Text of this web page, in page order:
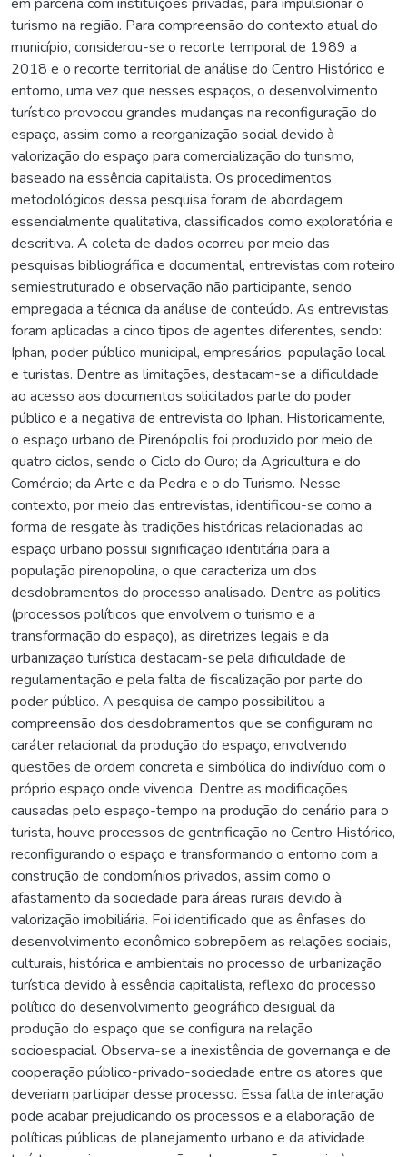
turismo na região. Para compreensão do contexto atual do
município, considerou-se o recorte temporal de 1989 a
2018 e o recorte territorial de análise do Centro Histórico e
entorno, uma vez que nesses espaços, o desenvolvimento
turístico provocou grandes mudanças na reconfiguração do
espaço, assim como a reorganização social devido à
valorização do espaço para comercialização do turismo,
baseado na essência capitalista. Os procedimentos
metodológicos dessa pesquisa foram de abordagem
essencialmente qualitativa, classificados como exploratória e
descritiva. A coleta de dados ocorreu por meio das
pesquisas bibliográfica e documental, entrevistas com roteiro
semiestruturado e observação não participante, sendo
empregada a técnica da análise de conteúdo. As entrevistas
foram aplicadas a cinco tipos de agentes diferentes, sendo:
Iphan, poder público municipal, empresários, população local
e turistas. Dentre as limitações, destacam-se a dificuldade
ao acesso aos documentos solicitados parte do poder
público e a negativa de entrevista do Iphan. Historicamente,
o espaço urbano de Pirenópolis foi produzido por meio de
quatro ciclos, sendo o Ciclo do Ouro; da Agricultura e do
Comércio; da Arte e da Pedra e o do Turismo. Nesse
contexto, por meio das entrevistas, identificou-se como a
forma de resgate às tradições históricas relacionadas ao
espaço urbano possui significação identitária para a
população pirenopolina, o que caracteriza um dos
desdobramentos do processo analisado. Dentre as politics
(processos políticos que envolvem o turismo e a
transformação do espaço), as diretrizes legais e da
urbanização turística destacam-se pela dificuldade de
regulamentação e pela falta de fiscalização por parte do
poder público. A pesquisa de campo possibilitou a
compreensão dos desdobramentos que se configuram no
caráter relacional da produção do espaço, envolvendo
questões de ordem concreta e simbólica do indivíduo com o
próprio espaço onde vivencia. Dentre as modificações
causadas pelo espaço-tempo na produção do cenário para o
turista, houve processos de gentrificação no Centro Histórico,
reconfigurando o espaço e transformando o entorno com a
construção de condomínios privados, assim como o
afastamento da sociedade para áreas rurais devido à
valorização imobiliária. Foi identificado que as ênfases do
desenvolvimento econômico sobrepõem as relações sociais,
culturais, histórica e ambientais no processo de urbanização
turística devido à essência capitalista, reflexo do processo
político do desenvolvimento geográfico desigual da
produção do espaço que se configura na relação
socioespacial. Observa-se a inexistência de governança e de
cooperação público-privado-sociedade entre os atores que
deveriam participar desse processo. Essa falta de interação
pode acabar prejudicando os processos e a elaboração de
políticas públicas de planejamento urbano e da atividade